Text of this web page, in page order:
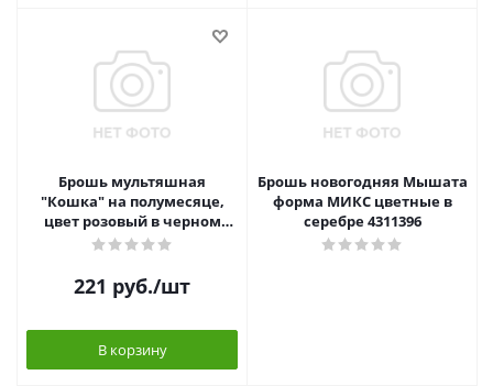
Брошь мультяшная
"Кошка" на полумесяце,
цвет розовый в черном
металле 7582257
221 руб./шт
В корзину
Брошь новогодняя Мышата
форма МИКС цветные в
серебре 4311396